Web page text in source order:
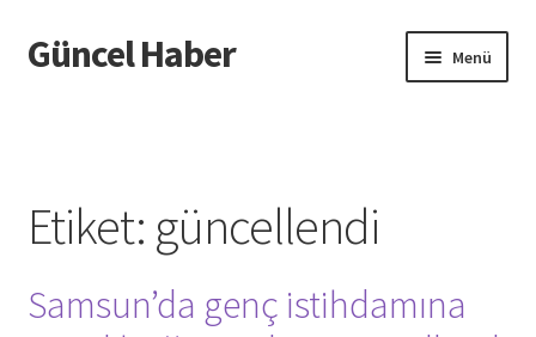
Dolaşıma
geç
İçeriğe
geç
Güncel Haber Menü
Etiket: güncellendi
Samsun’da genç istihdamına